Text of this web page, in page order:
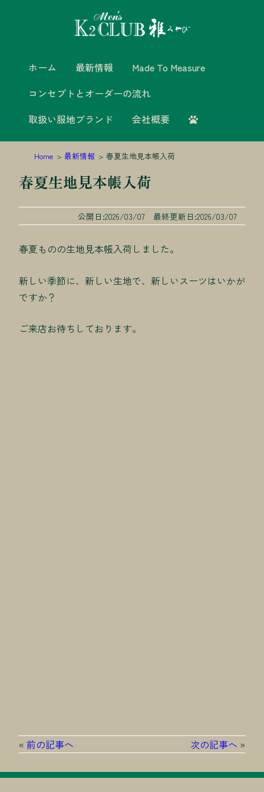
ホーム 最新情報
Made To Measure
コンセプトとオーダーの流れ
取扱い服地ブランド
会社概要
Home 最新情報 春夏生地見本帳入荷
春夏生地見本帳入荷
公開日:2026/03/07 最終更新日:2026/03/07
春夏ものの生地見本帳入荷しました。
新しい季節に、新しい生地で、新しいスーツはいかが
ですか？
ご来店お待ちしております。
« 前の記事へ 次の記事へ »